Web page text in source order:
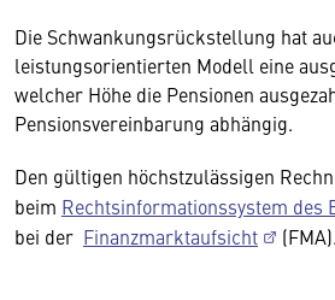
Die Schwankungsrückstellung hat
leistungsorientierten Modell eine
welcher Höhe die Pensionen
Pensionsvereinbarung abhängig.
Den gültigen höchstzulässigen
beim Rechtsinformationssystem des
bei der Finanzmarktaufsicht (FMA).